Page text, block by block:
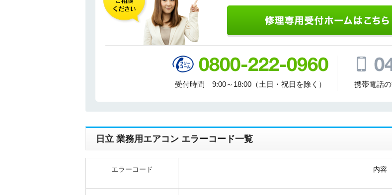
受付時間 9:00～18:00（土日・祝日を除く） 携帯電話
日立 業務用エアコン エラーコード一覧
エラーコード 内容